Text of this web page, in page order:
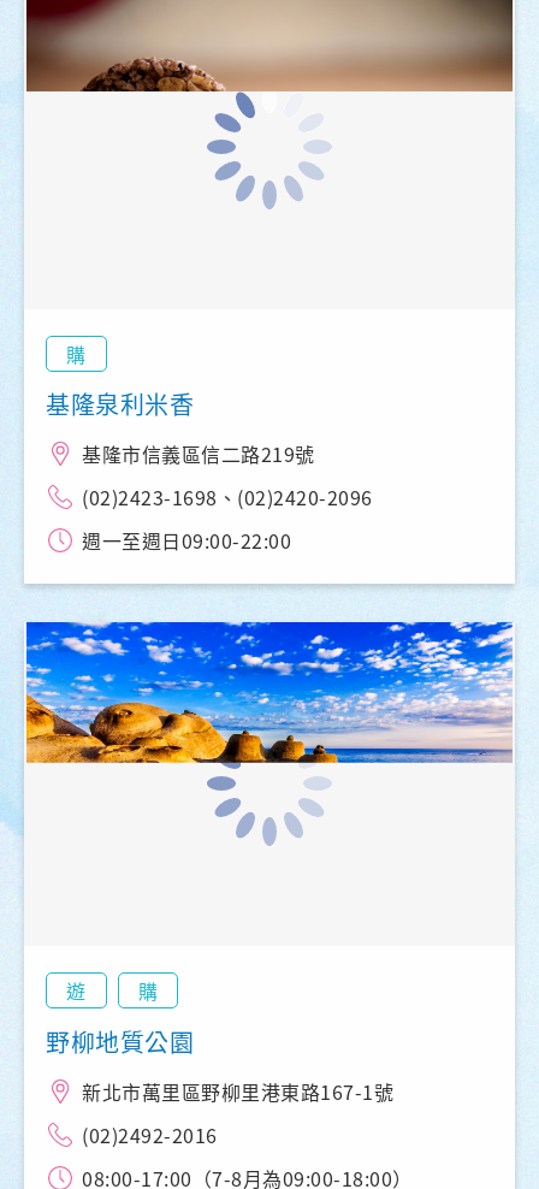
購
基隆泉利米香
基隆市信義區信二路219號
(02)2423-1698、(02)2420-2096
週一至週日09:00-22:00
遊 購
野柳地質公園
新北市萬里區野柳里港東路167-1號
(02)2492-2016
08:00-17:00（7-8月為09:00-18:00）